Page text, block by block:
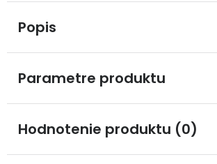
Popis
Parametre produktu
Hodnotenie produktu (0)